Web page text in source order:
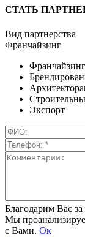
СТАТЬ
Вид партнерства
Франчайзинг
Франчайзинг
Экспорт
Благодарим Вас
Мы
с Вами. Ок